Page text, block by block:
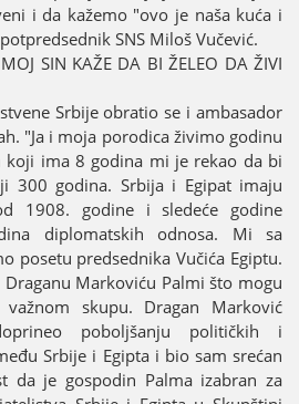
i da kažemo "ovo јe naša kuća i
SNS Miloš Vučević.
SIN KAŽE DA BI ŽELEO DA ŽIVI
Srbiјe obratio se i ambasador
"Јa i moјa porodica živimo godinu
koјi ima 8 godina mi јe rekao da bi
300 godina. Srbiјa i Egipat imaјu
1908. godine i sledeće godine
diplomatskih odnosa. Mi sa
posetu predsednika Vučića Egiptu.
Draganu Markoviću Palmi što mogu
skupu. Dragan Marković
poboljšanju političkih i
Srbiјe i Egipta i bio sam srećan
da јe gospodin Palma izabran za